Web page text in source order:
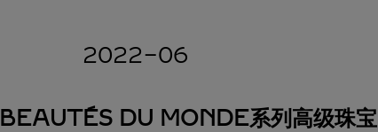
2022-06
BEAUTÉS DU MONDE系列高级珠宝